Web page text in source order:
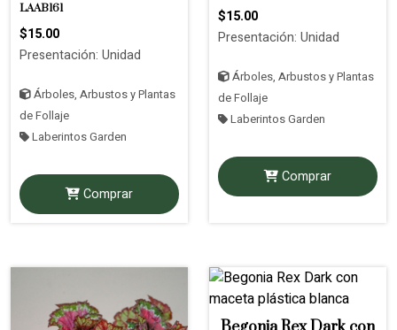
LAAB161
$15.00
Presentación: Unidad
Árboles, Arbustos y Plantas
de Follaje
Laberintos Garden
Comprar
$15.00
Presentación: Unidad
Árboles, Arbustos y Plantas
de Follaje
Laberintos Garden
Comprar